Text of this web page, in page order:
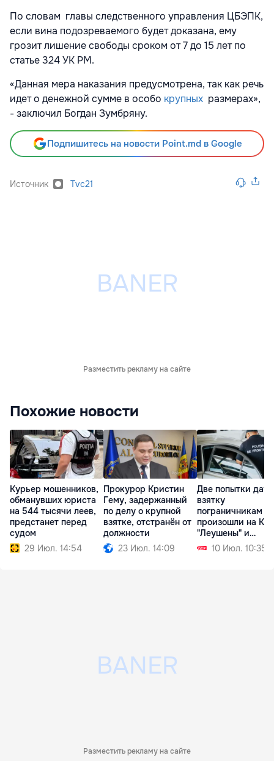
По словам главы следственного управления ЦБЭПК,
если вина подозреваемого будет доказана, ему
грозит лишение свободы сроком от 7 до 15 лет по
статье 324 УК РМ.
«Данная мера наказания предусмотрена, так как речь
идет о денежной сумме в особо крупных размерах»,
- заключил Богдан Зумбряну.
Подпишитесь на новости Point.md в Google
Источник Tvc21
Разместить рекламу на сайте
Похожие новости
Курьер мошенников,
обманувших юриста
на 544 тысячи леев,
предстанет перед
судом
29 Июл. 14:54
Прокурор Кристин
Гему, задержанный
по делу о крупной
взятке, отстранён от
должности
23 Июл. 14:09
Две попытки дать
взятку
пограничникам
произошли на
"Леушены" и
"Паланка"
10 Июл. 10:35
Разместить рекламу на сайте